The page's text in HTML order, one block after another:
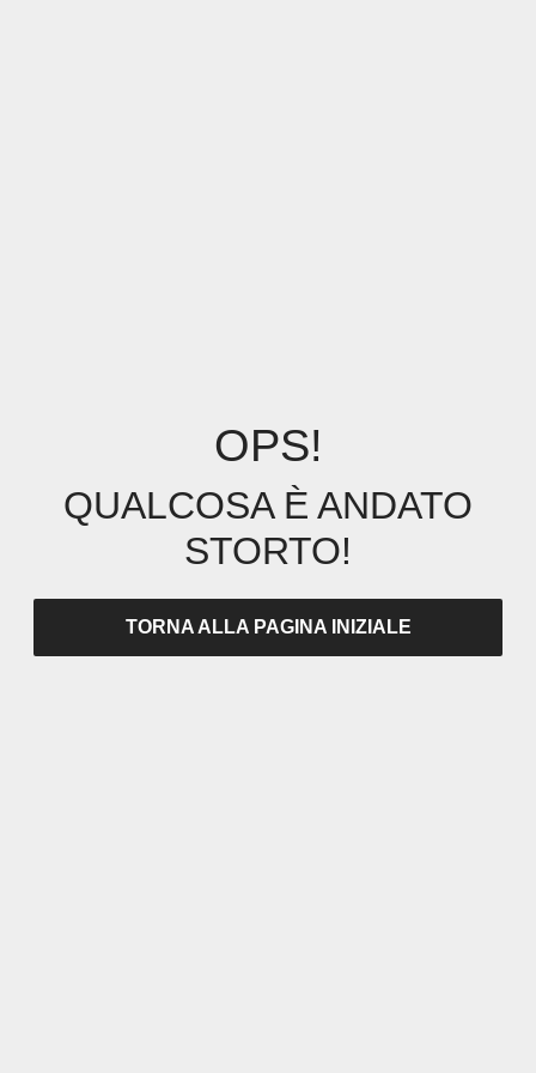
OPS!
QUALCOSA È ANDATO
STORTO!
TORNA ALLA PAGINA INIZIALE